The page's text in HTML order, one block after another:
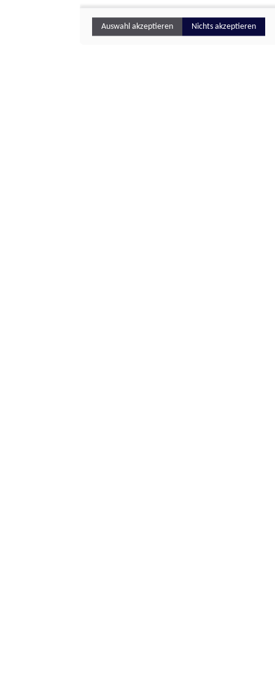
Auswahl akzeptieren Nichts akzeptieren